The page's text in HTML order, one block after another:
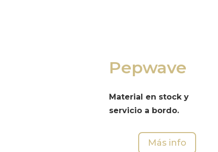
Pepwave
Material en stock y
servicio a bordo.
Más info